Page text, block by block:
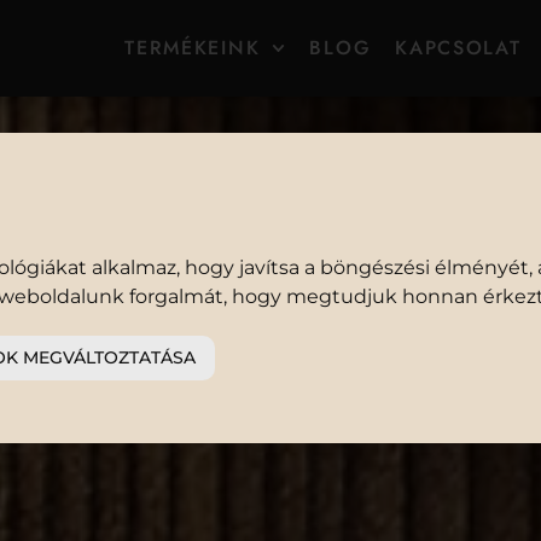
alkalmaz, hogy javítsa a böngészési
forgalmát, hogy megtudjuk honnan
MEGVÁLTOZTATÁSA
TERMÉKEINK BLOG KAPCSOLAT